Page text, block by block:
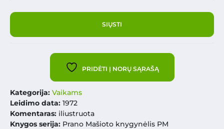
PRIDĖTI Į NORŲ SĄRAŠĄ
Kategorija: Vaikams
Leidimo data: 1972
Komentaras: iliustruota
Knygos serija: Prano Mašioto knygynėlis PM